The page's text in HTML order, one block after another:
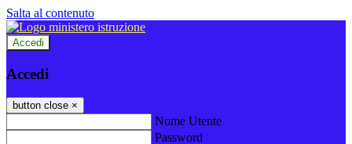
Salta al contenuto
Accedi
Accedi
button close ×
Nome Utente
Password